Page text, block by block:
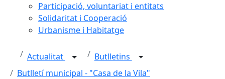
Participació, voluntariat i entitats
Solidaritat i Cooperació
Urbanisme i Habitatge
Actualitat
Butlletins
Butlletí municipal - "Casa de la Vila"